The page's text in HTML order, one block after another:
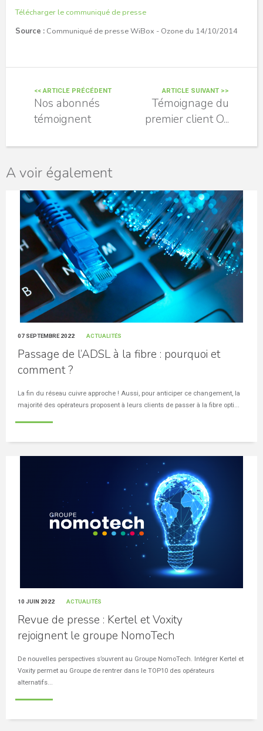
Télécharger le communiqué de presse
Source :Communiqué de presse WiBox - Ozone du 14/10/2014
<< ARTICLE PRÉCÉDENT
Nos abonnés
témoignent
ARTICLE SUIVANT >>
Témoignage du
premier client O...
A voir également
07 SEPTEMBRE 2022 ACTUALITÉS
Passage de l’ADSL à la fibre : pourquoi et
comment ?
La fin du réseau cuivre approche ! Aussi, pour anticiper ce changement, la
majorité des opérateurs proposent à leurs clients de passer à la fibre opti...
10 JUIN 2022 ACTUALITÉS
Revue de presse : Kertel et Voxity
rejoignent le groupe NomoTech
De nouvelles perspectives s’ouvrent au Groupe NomoTech. Intégrer Kertel et
Voxity permet au Groupe de rentrer dans le TOP10 des opérateurs
alternatifs...